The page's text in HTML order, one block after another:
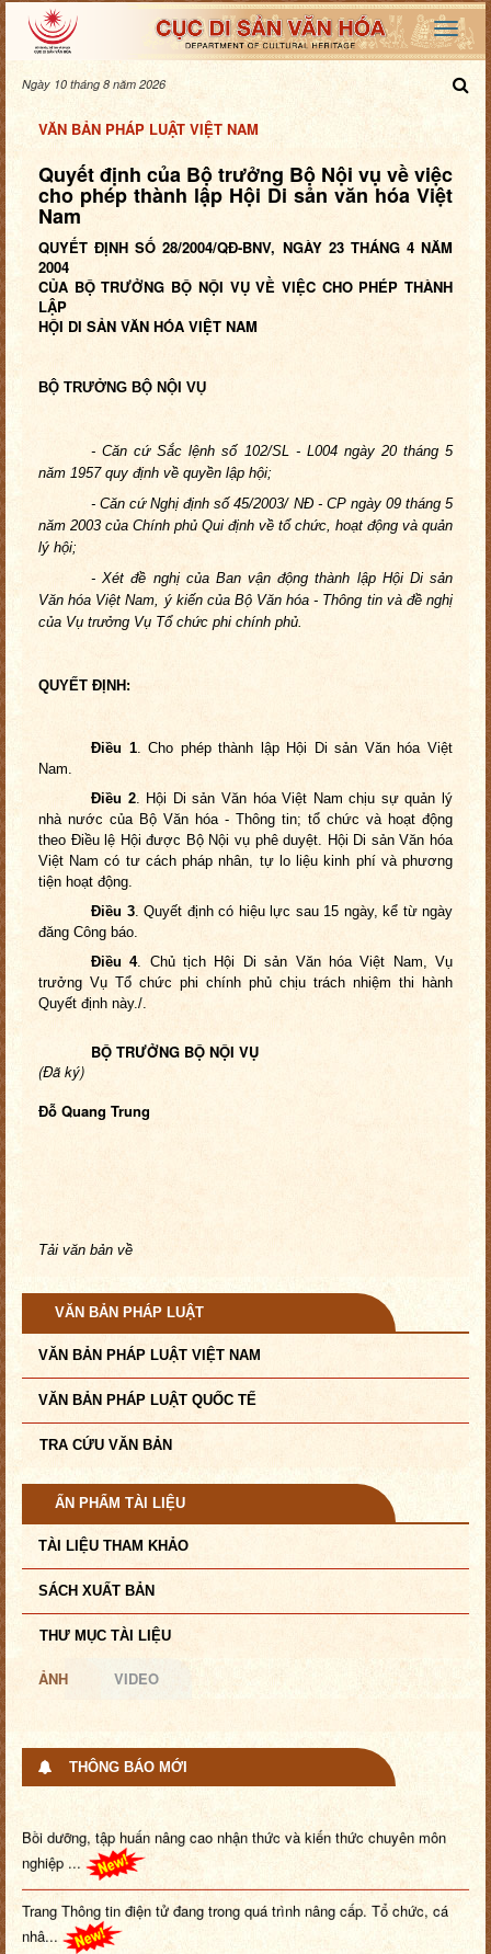
Ngày 10 tháng 8 năm 2026
VĂN BẢN PHÁP LUẬT VIỆT NAM
Quyết định của Bộ trưởng Bộ Nội vụ về việc
cho phép thành lập Hội Di sản văn hóa Việt
Nam
QUYẾT ĐỊNH SỐ 28/2004/QĐ-BNV, NGÀY 23 THÁNG 4 NĂM
2004
CỦA BỘ TRƯỞNG BỘ NỘI VỤ VỀ VIỆC CHO PHÉP THÀNH
LẬP
HỘI DI SẢN VĂN HÓA VIỆT NAM
BỘ TRƯỞNG BỘ NỘI VỤ
- Căn cứ Sắc lệnh số 102/SL - L004 ngày 20 tháng 5
năm 1957 quy định về quyền lập hội;
- Căn cứ Nghị định số 45/2003/ NĐ - CP ngày 09 tháng 5
năm 2003 của Chính phủ Qui định về tổ chức, hoạt động và quản
lý hội;
- Xét đề nghị của Ban vận động thành lập Hội Di sản
Văn hóa Việt Nam, ý kiến của Bộ Văn hóa - Thông tin và đề nghị
của Vụ trưởng Vụ Tổ chức phi chính phủ.
QUYẾT ĐỊNH:
Điều 1. Cho phép thành lập Hội Di sản Văn hóa Việt
Nam.
Điều 2. Hội Di sản Văn hóa Việt Nam chịu sự quản lý
nhà nước của Bộ Văn hóa - Thông tin; tổ chức và hoạt động
theo Điều lệ Hội được Bộ Nội vụ phê duyệt. Hội Di sản Văn hóa
Việt Nam có tư cách pháp nhân, tự lo liệu kinh phí và phương
tiện hoạt động.
Điều 3. Quyết định có hiệu lực sau 15 ngày, kể từ ngày
đăng Công báo.
Điều 4. Chủ tịch Hội Di sản Văn hóa Việt Nam, Vụ
trưởng Vụ Tổ chức phi chính phủ chịu trách nhiệm thi hành
Quyết định này./.
BỘ TRƯỞNG BỘ NỘI VỤ
(Đã ký)
Đỗ Quang Trung
Tải văn bản về
VĂN BẢN PHÁP LUẬT
VĂN BẢN PHÁP LUẬT VIỆT NAM
VĂN BẢN PHÁP LUẬT QUỐC TẾ
TRA CỨU VĂN BẢN
ẤN PHẨM TÀI LIỆU
TÀI LIỆU THAM KHẢO
SÁCH XUẤT BẢN
THƯ MỤC TÀI LIỆU
ẢNH VIDEO
THÔNG BÁO MỚI
Bồi dưỡng, tập huấn nâng cao nhận thức và kiến thức chuyên môn
nghiệp ...
Trang Thông tin điện tử đang trong quá trình nâng cấp. Tổ chức, cá
nhâ...